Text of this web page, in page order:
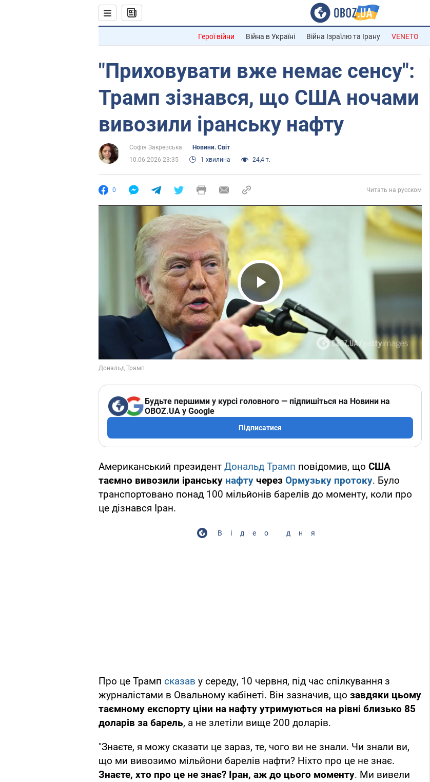
Герої війни Війна в Україні Війна Ізраїлю та Ірану VENETO
"Приховувати вже немає сенсу":
Трамп зізнався, що США ночами
вивозили іранську нафту
Софія Закревська
Новини. Світ
10.06.2026 23:35
1 хвилина 24,4 т.
0 Читать на русском
Play Video
Будьте першими у курсі головного — підпишіться на Новини на
OBOZ.UA у Google
Підписатися
Американський президент Дональд Трамп повідомив, що США
таємно вивозили іранську нафту через Ормузьку протоку. Було
транспортовано понад 100 мільйонів барелів до моменту, коли про
це дізнався Іран.
Відео дня
Про це Трамп сказав у середу, 10 червня, під час спілкування з
журналістами в Овальному кабінеті. Він зазначив, що завдяки цьому
таємному експорту ціни на нафту утримуються на рівні близько 85
доларів за барель, а не злетіли вище 200 доларів.
"Знаєте, я можу сказати це зараз, те, чого ви не знали. Чи знали ви,
що ми вивозимо мільйони барелів нафти? Ніхто про це не знає.
Знаєте, хто про це не знає? Іран, аж до цього моменту. Ми вивели